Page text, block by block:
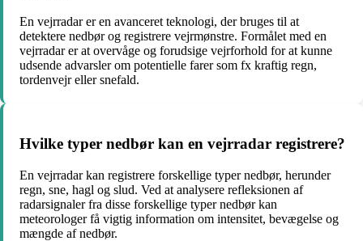
En vejrradar er en avanceret teknologi, der bruges til at
detektere nedbør og registrere vejrmønstre. Formålet med en
vejrradar er at overvåge og forudsige vejrforhold for at kunne
udsende advarsler om potentielle farer som fx kraftig regn,
tordenvejr eller snefald.
Hvilke typer nedbør kan en vejrradar registrere?
En vejrradar kan registrere forskellige typer nedbør, herunder
regn, sne, hagl og slud. Ved at analysere refleksionen af
radarsignaler fra disse forskellige typer nedbør kan
meteorologer få vigtig information om intensitet, bevægelse og
mængde af nedbør.